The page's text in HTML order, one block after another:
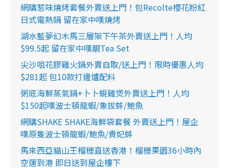
網購惹味燒烤套餐外賣送上門！包Recolte櫻花粉紅
日式電熱鍋 留在家中嘆燒烤
湖水藍夢幻木馬三層架下午茶外賣送上門！人均
$99.5起 留在家中嘆靚Tea Set
尖沙咀花膠雞火鍋外賣自取/送上門！限時優惠人均
$281起 包10款打邊爐配料
粥底海鮮蒸氣鍋+卜卜蜆雞煲外賣送上門！人均
$150起嘆波士頓龍蝦/象拔蚌/鮑魚
網購SHAKE SHAKE海鮮袋套餐 外賣送上門！屋企
嘆原隻波士頓龍蝦/鮑魚/貴妃蚌
馬來西亞貓山王榴槤直送香港！榴槤果園36小時內
空運到港 即日送到屋企樓下